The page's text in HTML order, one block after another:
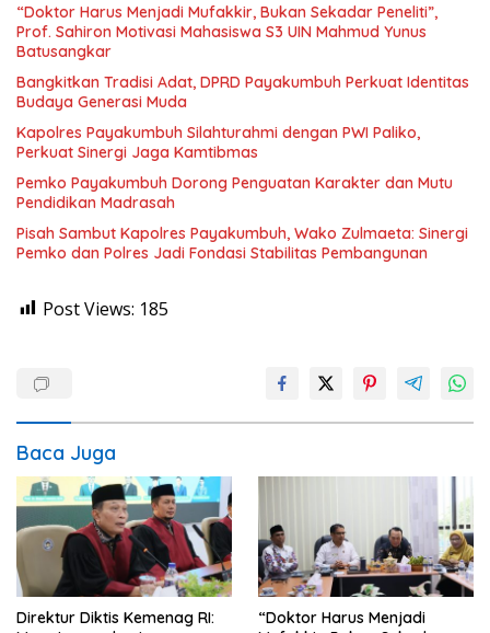
“Doktor Harus Menjadi Mufakkir, Bukan Sekadar Peneliti”,
Prof. Sahiron Motivasi Mahasiswa S3 UIN Mahmud Yunus
Batusangkar
Bangkitkan Tradisi Adat, DPRD Payakumbuh Perkuat Identitas
Budaya Generasi Muda
Kapolres Payakumbuh Silahturahmi dengan PWI Paliko,
Perkuat Sinergi Jaga Kamtibmas
Pemko Payakumbuh Dorong Penguatan Karakter dan Mutu
Pendidikan Madrasah
Pisah Sambut Kapolres Payakumbuh, Wako Zulmaeta: Sinergi
Pemko dan Polres Jadi Fondasi Stabilitas Pembangunan
Post Views: 185
Baca Juga
Direktur Diktis Kemenag RI:
“Doktor Harus Menjadi